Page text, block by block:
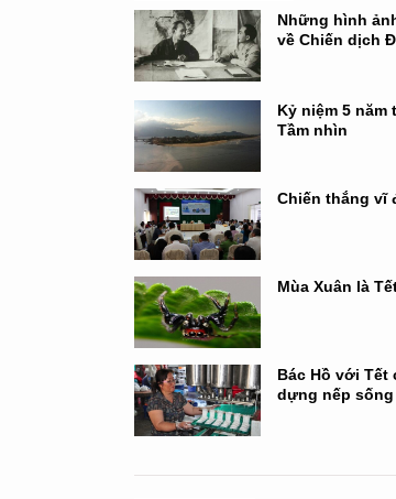
Những hình
về Chiến dịch
Kỷ niệm 5
Tầm nhìn
Chiến thắng vĩ
Mùa Xuân là
Bác Hồ với Tết
dựng nếp sống